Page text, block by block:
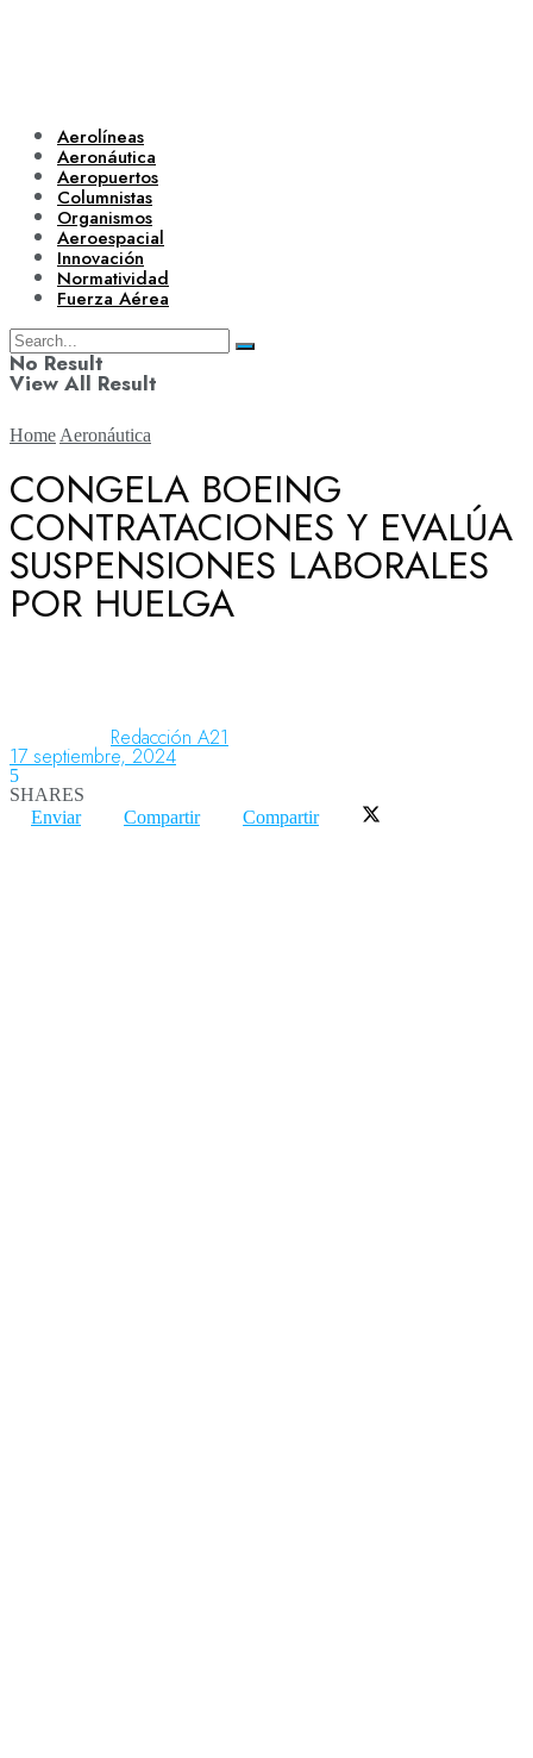
Aerolíneas
Aeronáutica
Aeropuertos
Columnistas
Organismos
Aeroespacial
Innovación
Normatividad
Fuerza Aérea
No Result
View All Result
Aerolíneas
Aeronáutica
Home Aeronáutica
CONGELA BOEING
CONTRATACIONES Y EVALÚA
SUSPENSIONES LABORALES
POR HUELGA
Redacción A21
17 septiembre, 2024
5
SHARES
Enviar
Compartir Compartir